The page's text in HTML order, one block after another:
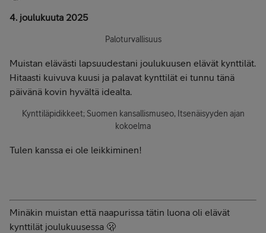
4. joulukuuta 2025
Paloturvallisuus
Muistan elävästi lapsuudestani joulukuusen elävät kynttilät.
Hitaasti kuivuva kuusi ja palavat kynttilät ei tunnu tänä
päivänä kovin hyvältä idealta.
Kynttiläpidikkeet; Suomen kansallismuseo, Itsenäisyyden ajan
kokoelma
Tulen kanssa ei ole leikkiminen!
Minäkin muistan että naapurissa tätin luona oli elävät
kynttilät joulukuusessa 🫢